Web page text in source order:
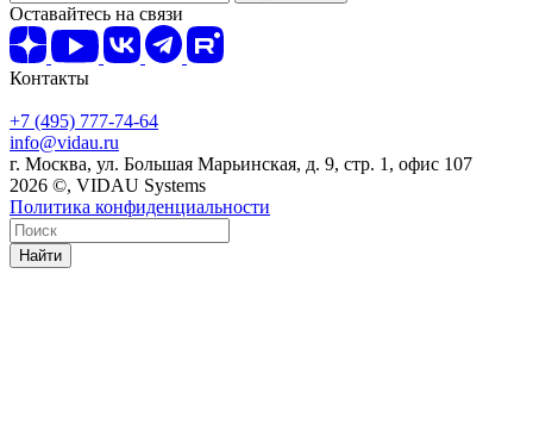
Оставайтесь на связи
Контакты
+7 (495) 777-74-64
info@vidau.ru
г. Москва, ул. Большая Марьинская, д. 9, стр. 1, офис 107
2026 ©, VIDAU Systems
Политика конфиденциальности
Найти